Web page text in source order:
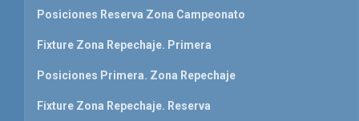
Posiciones Reserva Zona Campeonato
Fixture Zona Repechaje. Primera
Posiciones Primera. Zona Repechaje
Fixture Zona Repechaje. Reserva